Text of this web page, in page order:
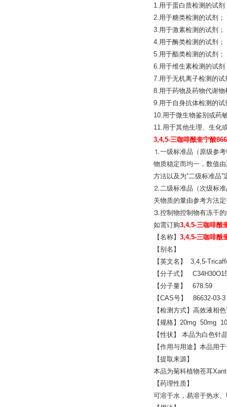
1.用于蛋白质检测的试剂
2.用于糖类检测的试剂；
3.用于激素检测的试剂；
4.用于酶类检测的试剂；
5.用于酯类检测的试剂；
6.用于维生素检测的试剂
7.用于无机离子检测的试
8.用于药物及药物代谢物
9.用于自身抗体检测的试
10.用于微生物鉴别或药
11.用于其他生理、生化
3,4,5-三咖啡酰奎宁酸
⒈一级标准品（原级参
物质稳定而均一，数值
方法以及为“二级标准品
⒉二级标准品（次级标
关物质的量由参考方法
⒊控制物控制物有冻干的
如需订购3,4,5-三咖啡酰
【名称】 3,4,5-三咖啡酰
【别名】
【英文名】 3,4,5-
【分子式】
【分子量】 678.59
【CAS号】 86632-03-3
【检测方式】高效液相
【规格】20mg 50mg
【性状】 本品为白色针
【作用与用途】本品用
【提取来源】
本品为菊科植物苍耳
【药理性质】
可溶于水，易溶于热水